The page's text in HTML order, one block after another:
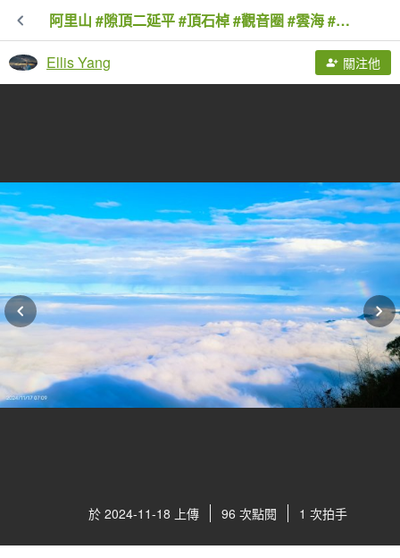
阿里山 #隙頂二延平 #頂石棹 #觀音圈 #雲海 #琉璃光 #雲瀑 #霧虹 11/17
Ellis Yang 關注他
於 2024-11-18 上傳 96 次點閱 1 次拍手